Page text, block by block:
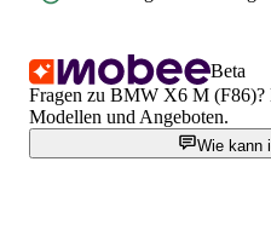
Beta
Fragen zu BMW X6 M
Modellen und Angeboten.
Wie kann